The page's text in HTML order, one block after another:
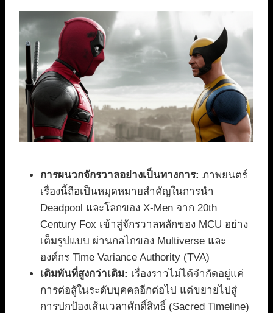
การผนวกจักรวาลอย่างเป็นทางการ: ภาพยนตร์
เรื่องนี้ถือเป็นหมุดหมายสำคัญในการนำ
Deadpool และโลกของ X-Men จาก 20th
Century Fox เข้าสู่จักรวาลหลักของ MCU อย่าง
เต็มรูปแบบ ผ่านกลไกของ Multiverse และ
องค์กร Time Variance Authority (TVA)
เดิมพันที่สูงกว่าเดิม: เรื่องราวไม่ได้จำกัดอยู่แค่
การต่อสู้ในระดับบุคคลอีกต่อไป แต่ขยายไปสู่
การปกป้องเส้นเวลาศักดิ์สิทธิ์ (Sacred Timeline)